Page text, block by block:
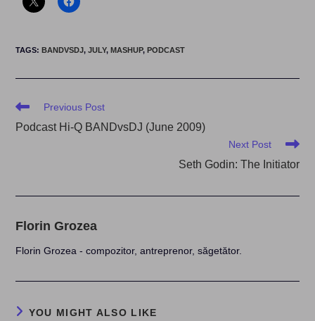
TAGS:BANDVSDJ, JULY, MASHUP, PODCAST
Read
articles
Previous Post
Podcast Hi-Q BANDvsDJ (June 2009)
Next Post
Seth Godin: The Initiator
Florin Grozea
Florin Grozea - compozitor, antreprenor, săgetător.
YOU MIGHT ALSO LIKE